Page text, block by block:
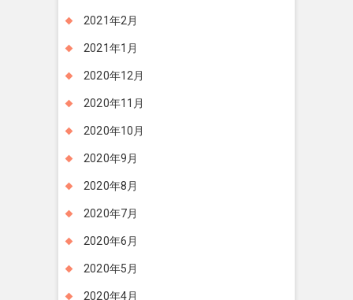
2021年2月
2021年1月
2020年12月
2020年11月
2020年10月
2020年9月
2020年8月
2020年7月
2020年6月
2020年5月
2020年4月